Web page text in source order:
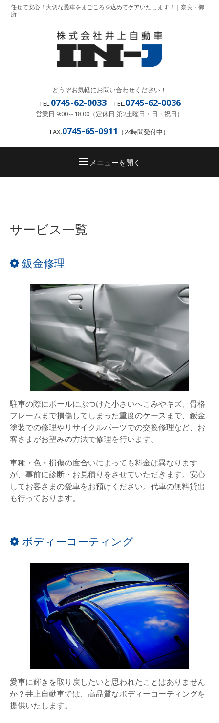
任せて安心！大切な愛車をまごころを込めてケアいたします！｜奈良・御
所
どうぞお気軽にお問い合わせください！
TEL.0745-62-0033 TEL.0745-62-0036
営業日 9:00～18:00（定休日 第2土曜日・日・祝日）
FAX.0745-65-0911 （24時間受付中）
メニューを開く
サービス一覧
鈑金修理
駐車の際にポールにぶつけた小さいへこみやキズ、骨格
フレームまで損傷してしまった重度のケースまで、鈑金
塗装での修理やリサイクルパーツでの交換修理など、お
客さまがお望みの方法で修理を行います。
車種・色・損傷の度合いによっても料金は異なります
が、事前に診断・お見積りをさせていただきます。安心
してお客さまの愛車をお預けください。代車の無料貸出
も行っております。
ボディーコーティング
愛車に輝きを取り戻したいと思われたことはありません
か？井上自動車では、高品質なボディーコーティングを
提供いたします。